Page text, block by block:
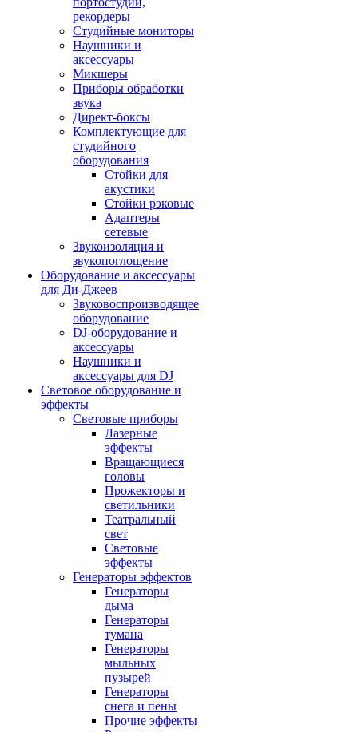
рекордеры
Студийные мониторы
Наушники и
аксессуары
Микшеры
Приборы обработки
звука
Директ-боксы
Комплектующие для
студийного
оборудования
Стойки для
акустики
Стойки рэковые
Адаптеры
сетевые
Звукоизоляция и
звукопоглощение
Оборудование и аксессуары
для Ди-Джеев
Звуковоспроизводящее
оборудование
DJ-оборудование и
аксессуары
Наушники и
аксессуары для DJ
Световое оборудование и
эффекты
Световые приборы
Лазерные
эффекты
Вращающиеся
головы
Прожекторы и
светильники
Театральный
свет
Световые
эффекты
Генераторы эффектов
Генераторы
дыма
Генераторы
тумана
Генераторы
мыльных
пузырей
Генераторы
снега и пены
Прочие эффекты